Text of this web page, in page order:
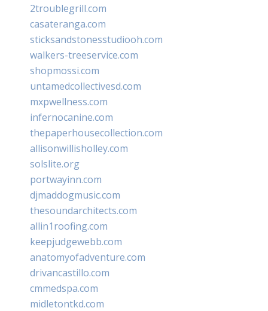
2troublegrill.com
casateranga.com
sticksandstonesstudiooh.com
walkers-treeservice.com
shopmossi.com
untamedcollectivesd.com
mxpwellness.com
infernocanine.com
thepaperhousecollection.com
allisonwillisholley.com
solslite.org
portwayinn.com
djmaddogmusic.com
thesoundarchitects.com
allin1roofing.com
keepjudgewebb.com
anatomyofadventure.com
drivancastillo.com
cmmedspa.com
midletontkd.com